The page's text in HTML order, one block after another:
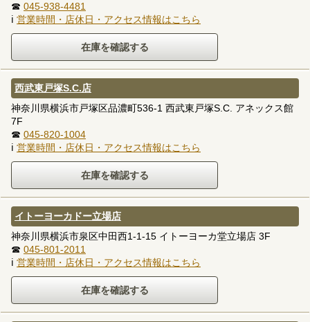
☎ 045-938-4481
ℹ 営業時間・店休日・アクセス情報はこちら
西武東戸塚S.C.店
神奈川県横浜市戸塚区品濃町536-1 西武東戸塚S.C. アネックス館
7F
☎ 045-820-1004
ℹ 営業時間・店休日・アクセス情報はこちら
イトーヨーカドー立場店
神奈川県横浜市泉区中田西1-1-15 イトーヨーカ堂立場店 3F
☎ 045-801-2011
ℹ 営業時間・店休日・アクセス情報はこちら